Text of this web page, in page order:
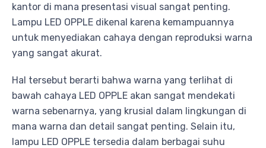
kantor di mana presentasi visual sangat penting.
Lampu LED OPPLE dikenal karena kemampuannya
untuk menyediakan cahaya dengan reproduksi warna
yang sangat akurat.
Hal tersebut berarti bahwa warna yang terlihat di
bawah cahaya LED OPPLE akan sangat mendekati
warna sebenarnya, yang krusial dalam lingkungan di
mana warna dan detail sangat penting. Selain itu,
lampu LED OPPLE tersedia dalam berbagai suhu